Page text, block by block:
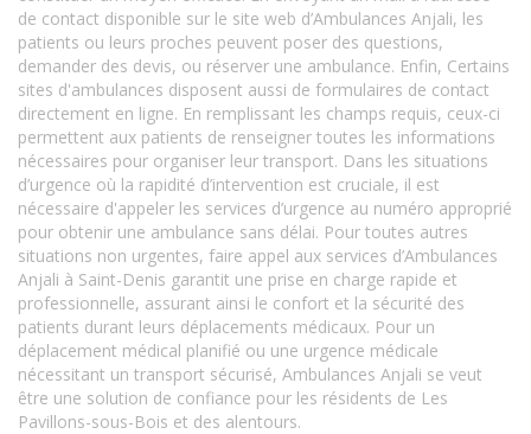
de contact disponible sur le site web d’Ambulances Anjali, les
patients ou leurs proches peuvent poser des questions,
demander des devis, ou réserver une ambulance. Enfin, Certains
sites d'ambulances disposent aussi de formulaires de contact
directement en ligne. En remplissant les champs requis, ceux-ci
permettent aux patients de renseigner toutes les informations
nécessaires pour organiser leur transport. Dans les situations
d’urgence où la rapidité d’intervention est cruciale, il est
nécessaire d'appeler les services d’urgence au numéro approprié
pour obtenir une ambulance sans délai. Pour toutes autres
situations non urgentes, faire appel aux services d’Ambulances
Anjali à Saint-Denis garantit une prise en charge rapide et
professionnelle, assurant ainsi le confort et la sécurité des
patients durant leurs déplacements médicaux. Pour un
déplacement médical planifié ou une urgence médicale
nécessitant un transport sécurisé, Ambulances Anjali se veut
être une solution de confiance pour les résidents de Les
Pavillons-sous-Bois et des alentours.